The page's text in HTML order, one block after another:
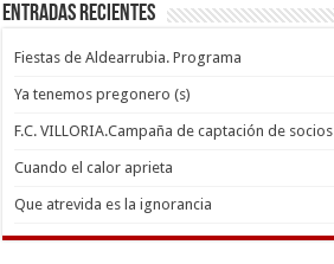
Entradas recientes
Fiestas de Aldearrubia. Programa
Ya tenemos pregonero (s)
F.C. VILLORIA.Campaña de captación de socios
Cuando el calor aprieta
Que atrevida es la ignorancia